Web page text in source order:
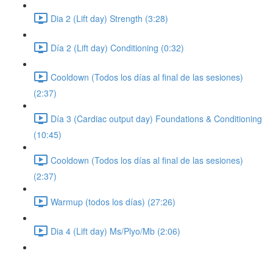
Dia 2 (Lift day) Strength (3:28)
Día 2 (Lift day) Conditioning (0:32)
Cooldown (Todos los días al final de las sesiones)
(2:37)
Día 3 (Cardiac output day) Foundations & Conditioning
(10:45)
Cooldown (Todos los días al final de las sesiones)
(2:37)
Warmup (todos los días) (27:26)
Dia 4 (Lift day) Ms/Plyo/Mb (2:06)